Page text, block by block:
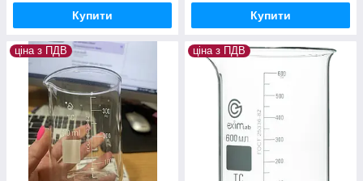
Купити Купити
ціна з ПДВ ціна з ПДВ